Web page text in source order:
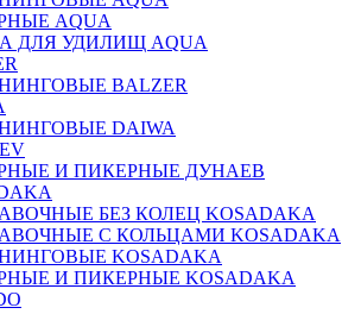
AQUA
ДЛЯ УДИЛИЩ AQUA
BALZER
DAIWA
И ПИКЕРНЫЕ ДУНАЕВ
БЕЗ КОЛЕЦ KOSADAKA
С КОЛЬЦАМИ KOSADAKA
KOSADAKA
И ПИКЕРНЫЕ KOSADAKA